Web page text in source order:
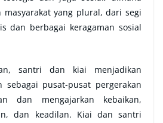
yang plural, dari segi
dan berbagai keragaman sosial
santri dan kiai menjadikan
sebagai pusat-pusat pergerakan
dan mengajarkan kebaikan,
dan keadilan. Kiai dan santri